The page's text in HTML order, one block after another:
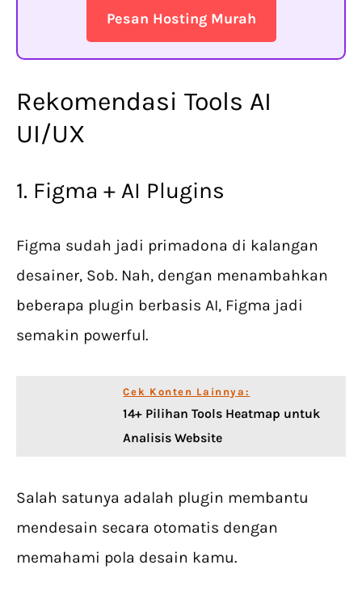
Pesan Hosting Murah
Rekomendasi Tools AI
UI/UX
1. Figma + AI Plugins
Figma sudah jadi primadona di kalangan
desainer, Sob. Nah, dengan menambahkan
beberapa plugin berbasis AI, Figma jadi
semakin powerful.
Cek Konten Lainnya:
14+ Pilihan Tools Heatmap untuk
Analisis Website
Salah satunya adalah plugin membantu
mendesain secara otomatis dengan
memahami pola desain kamu.